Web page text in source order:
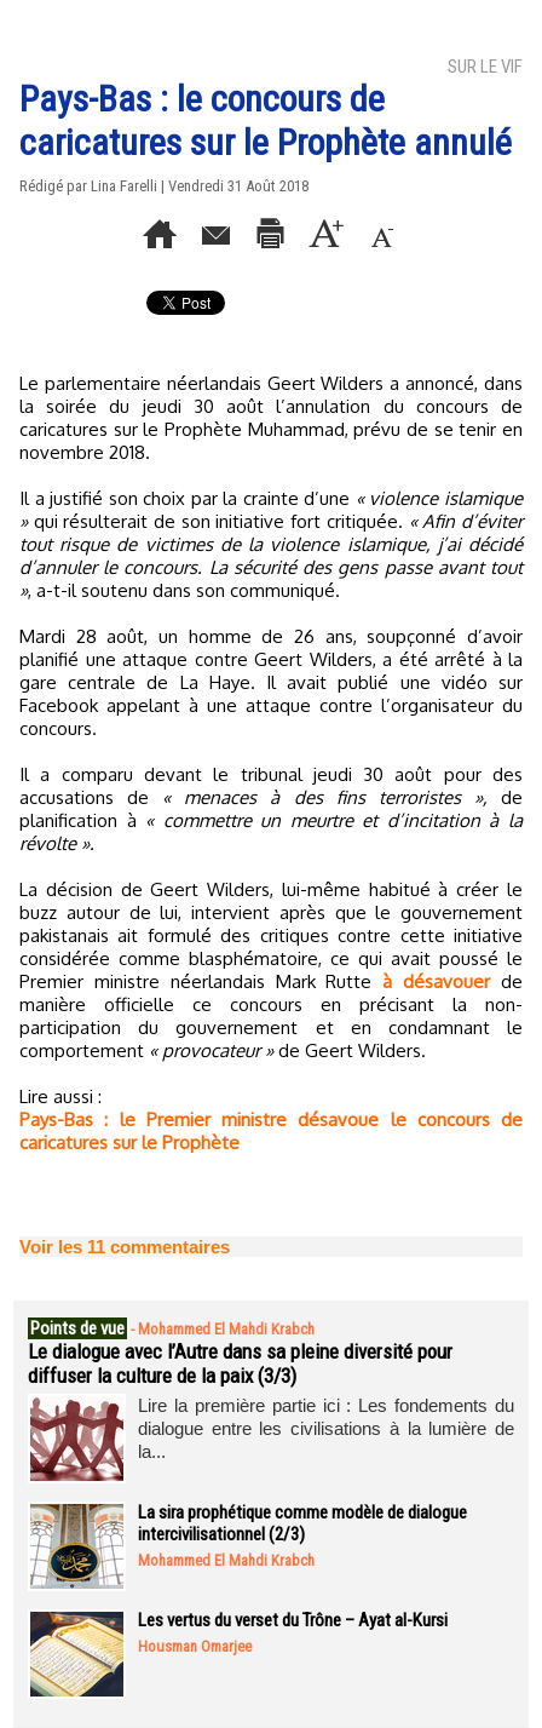
SUR LE VIF
Pays-Bas : le concours de
caricatures sur le Prophète annulé
Rédigé par Lina Farelli | Vendredi 31 Août 2018
Le parlementaire néerlandais Geert Wilders a annoncé, dans
la soirée du jeudi 30 août l’annulation du concours de
caricatures sur le Prophète Muhammad, prévu de se tenir en
novembre 2018.
Il a justifié son choix par la crainte d’une « violence islamique
»qui résulterait de son initiative fort critiquée. « Afin d’éviter
tout risque de victimes de la violence islamique, j’ai décidé
d’annuler le concours. La sécurité des gens passe avant tout
», a-t-il soutenu dans son communiqué.
Mardi 28 août, un homme de 26 ans, soupçonné d’avoir
planifié une attaque contre Geert Wilders, a été arrêté à la
gare centrale de La Haye. Il avait publié une vidéo sur
Facebook appelant à une attaque contre l’organisateur du
concours.
Il a comparu devant le tribunal jeudi 30 août pour des
accusations de « menaces à des fins terroristes », de
planification à « commettre un meurtre et d’incitation à la
révolte ».
La décision de Geert Wilders, lui-même habitué à créer le
buzz autour de lui, intervient après que le gouvernement
pakistanais ait formulé des critiques contre cette initiative
considérée comme blasphématoire, ce qui avait poussé le
Premier ministre néerlandais Mark Rutteà désavouerde
manière officielle ce concours en précisant la non-
participation du gouvernement et en condamnant le
comportement « provocateur »de Geert Wilders.
Lire aussi :
Pays-Bas : le Premier ministre désavoue le concours de
caricatures sur le Prophète
Voir les 11 commentaires
Points de vue - Mohammed El Mahdi Krabch
Le dialogue avec l’Autre dans sa pleine diversité pour
diffuser la culture de la paix (3/3)
Lire la première partie ici : Les fondements du
dialogue entre les civilisations à la lumière de
la...
La sira prophétique comme modèle de dialogue
intercivilisationnel (2/3)
Mohammed El Mahdi Krabch
Les vertus du verset du Trône – Ayat al-Kursi
Housman Omarjee